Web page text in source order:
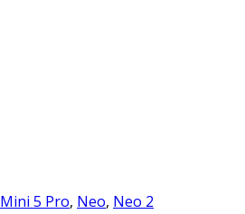
Mini 5 Pro, Neo, Neo 2